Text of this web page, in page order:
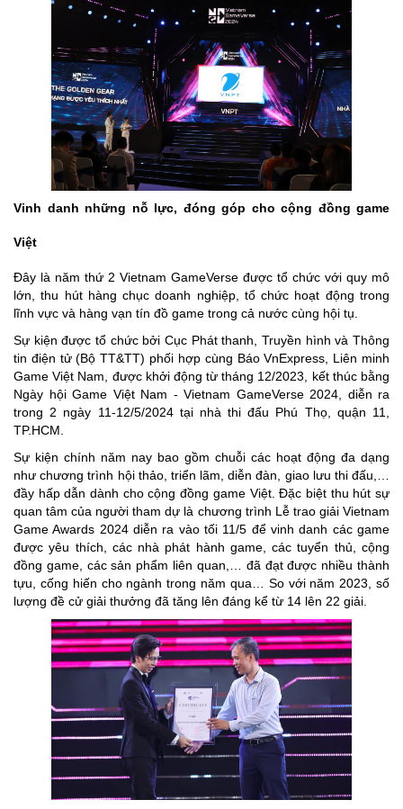
Vinh danh những nỗ lực, đóng góp cho cộng đồng game
Việt
Đây là năm thứ 2 Vietnam GameVerse được tổ chức với quy mô
lớn, thu hút hàng chục doanh nghiệp, tổ chức hoạt động trong
lĩnh vực và hàng vạn tín đồ game trong cả nước cùng hội tụ.
Sự kiện được tổ chức bởi Cục Phát thanh, Truyền hình và Thông
tin điện tử (Bộ TT&TT) phối hợp cùng Báo VnExpress, Liên minh
Game Việt Nam, được khởi động từ tháng 12/2023, kết thúc bằng
Ngày hội Game Việt Nam - Vietnam GameVerse 2024, diễn ra
trong 2 ngày 11-12/5/2024 tại nhà thi đấu Phú Thọ, quận 11,
TP.HCM.
Sự kiện chính năm nay bao gồm chuỗi các hoạt động đa dạng
như chương trình hội thảo, triển lãm, diễn đàn, giao lưu thi đấu,…
đầy hấp dẫn dành cho cộng đồng game Việt. Đặc biệt thu hút sự
quan tâm của người tham dự là chương trình Lễ trao giải Vietnam
Game Awards 2024 diễn ra vào tối 11/5 để vinh danh các game
được yêu thích, các nhà phát hành game, các tuyển thủ, cộng
đồng game, các sản phẩm liên quan,… đã đạt được nhiều thành
tựu, cống hiến cho ngành trong năm qua… So với năm 2023, số
lượng đề cử giải thưởng đã tăng lên đáng kể từ 14 lên 22 giải.